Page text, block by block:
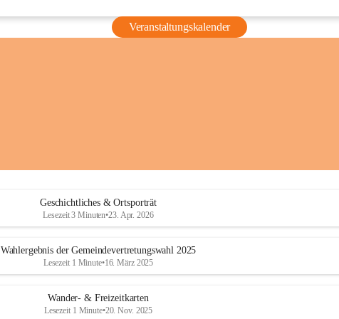
Veranstaltungskalender
Geschichtliches & Ortsporträt
Lesezeit 3 Minuten•23. Apr. 2026
Wahlergebnis der Gemeindevertretungswahl 2025
Lesezeit 1 Minute•16. März 2025
Wander- & Freizeitkarten
Lesezeit 1 Minute•20. Nov. 2025